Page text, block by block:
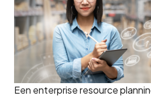
Een enterprise resource